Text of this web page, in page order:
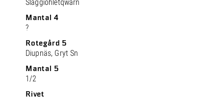
Slaggiöhletqwarn
Mantal 4
?
Rotegård 5
Diupnäs, Gryt Sn
Mantal 5
1/2
Rivet